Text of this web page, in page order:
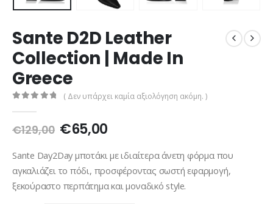
Sante D2D Leather
Collection | Made In
Greece
( Δεν υπάρχει καμία αξιολόγηση ακόμη. )
€129,00 Original
was:
€129,00.
€65,00Η
τιμή
είναι:
€65,00.
Sante Day2Day μποτάκι με ιδιαίτερα άνετη φόρμα που
αγκαλιάζει το πόδι, προσφέροντας σωστή εφαρμογή,
ξεκούραστο περπάτημα και μοναδικό style.